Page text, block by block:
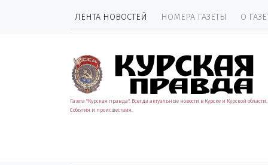
ЛЕНТА НОВОСТЕЙ НОМЕРА ГАЗЕТЫ О
Газета "Курская правда". Всегда актуальные новости в Курске и Курской области.
События и происшествия.